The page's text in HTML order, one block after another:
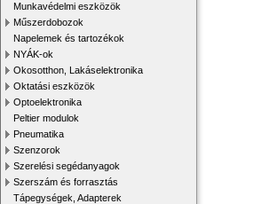
Munkavédelmi eszközök
Műszerdobozok
Napelemek és tartozékok
NYÁK-ok
Okosotthon, Lakáselektronika
Oktatási eszközök
Optoelektronika
Peltier modulok
Pneumatika
Szenzorok
Szerelési segédanyagok
Szerszám és forrasztás
Tápegységek, Adapterek